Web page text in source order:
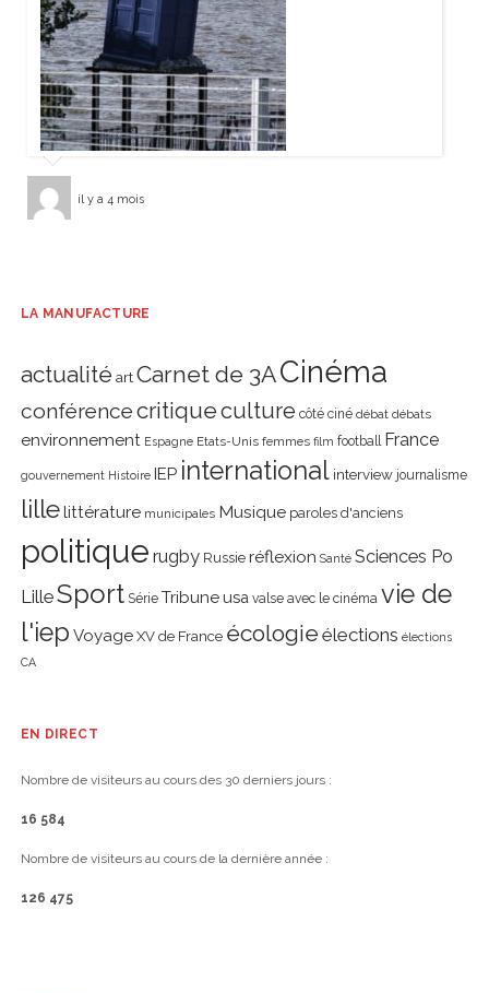
il y a 4 mois
LA MANUFACTURE
actualité art Carnet de 3ACinéma
conférencecritiqueculture côté ciné débat débats
environnement Espagne Etats-Unis femmes film football France
gouvernement Histoire IEP international interview journalisme
lillelittérature municipales Musique paroles d'anciens
politique rugby Russie réflexion Santé Sciences Po
LilleSport Série Tribune usa valse avec le cinéma vie de
l'iep Voyage XV de France écologie élections élections
CA
EN DIRECT
Nombre de visiteurs au cours des 30 derniers jours :
16 584
Nombre de visiteurs au cours de la dernière année :
126 475